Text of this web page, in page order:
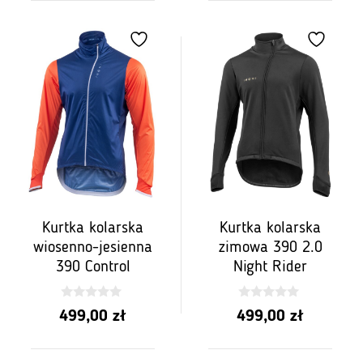
Kurtka kolarska
wiosenno-jesienna
390 Control
0
z
499,00 zł
Kurtka kolarska
zimowa 390 2.0
Night Rider
0
z
499,00 zł